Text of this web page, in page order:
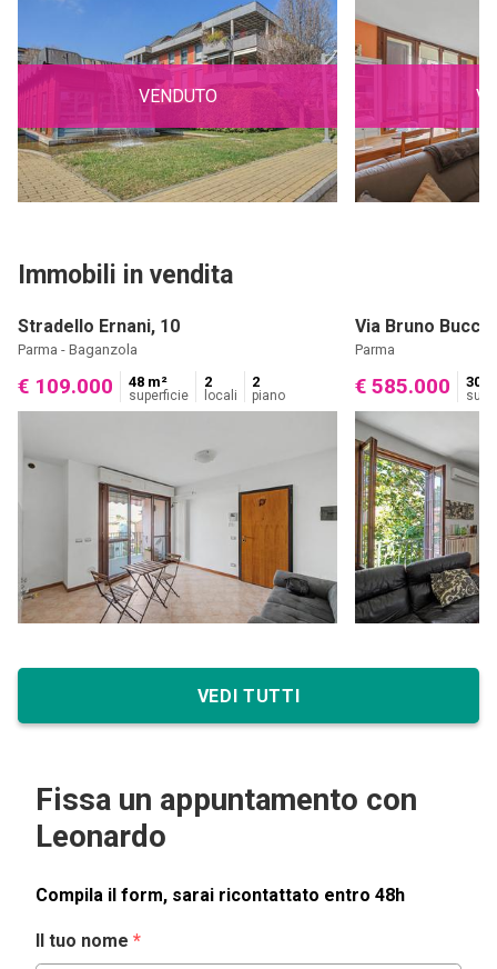
VENDUTO
Immobili in vendita
Stradello Ernani, 10
Parma - Baganzola
€ 109.000 48 m²
superficie
2
locali
2
piano
Via Bruno Bucci,
Parma
€ 585.000 300
VEDI TUTTI
Fissa un appuntamento con
Leonardo
Compila il form, sarai ricontattato entro 48h
Il tuo nome *